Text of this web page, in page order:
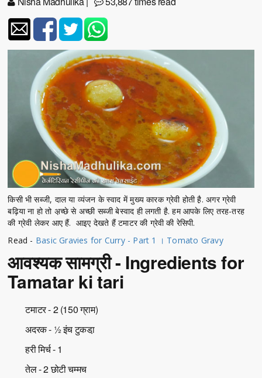
किसी भी सब्जी, दाल या व्यंजन के स्वाद में मुख्य कारक ग्रेवी होती है़. अगर ग्रेवी
बढ़िया ना हो तो अ़च्छे से अच्छी सब्जी बेस्वाद ही लगती है़. हम आपके लिए तरह-तरह
की ग्रेवी लेकर आए हैं. आइए देखते हैं टमाटर की ग्रेवी की रेसिपी.
Read - Basic Gravies for Curry - Part 1 । Tomato Gravy
आवश्यक सामग्री - Ingredients for
Tamatar ki tari
टमाटर - 2 (150 ग्राम)
अदरक - ½ इंच टुकडा़
हरी मिर्च - 1
तेल - 2 छोटी चम्मच